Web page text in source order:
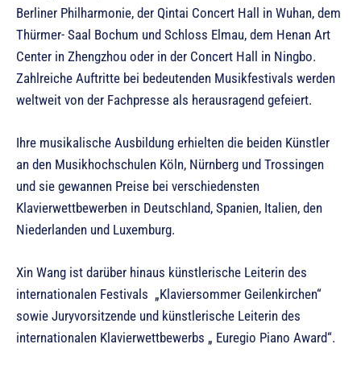
Berliner Philharmonie, der Qintai Concert Hall in Wuhan, dem
Thürmer- Saal Bochum und Schloss Elmau, dem Henan Art
Center in Zhengzhou oder in der Concert Hall in Ningbo.
Zahlreiche Auftritte bei bedeutenden Musikfestivals werden
weltweit von der Fachpresse als herausragend gefeiert.
Ihre musikalische Ausbildung erhielten die beiden Künstler
an den Musikhochschulen Köln, Nürnberg und Trossingen
und sie gewannen Preise bei verschiedensten
Klavierwettbewerben in Deutschland, Spanien, Italien, den
Niederlanden und Luxemburg.
Xin Wang ist darüber hinaus künstlerische Leiterin des
internationalen Festivals „Klaviersommer Geilenkirchen“
sowie Juryvorsitzende und künstlerische Leiterin des
internationalen Klavierwettbewerbs „ Euregio Piano Award“.